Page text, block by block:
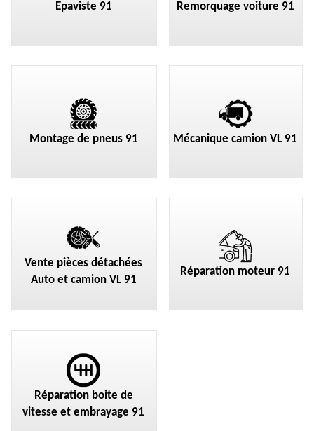
Epaviste 91 Remorquage voiture 91
Montage de pneus 91 Mécanique camion VL 91
Vente pièces détachées
Auto et camion VL 91
Réparation moteur 91
Réparation boite de
vitesse et embrayage 91